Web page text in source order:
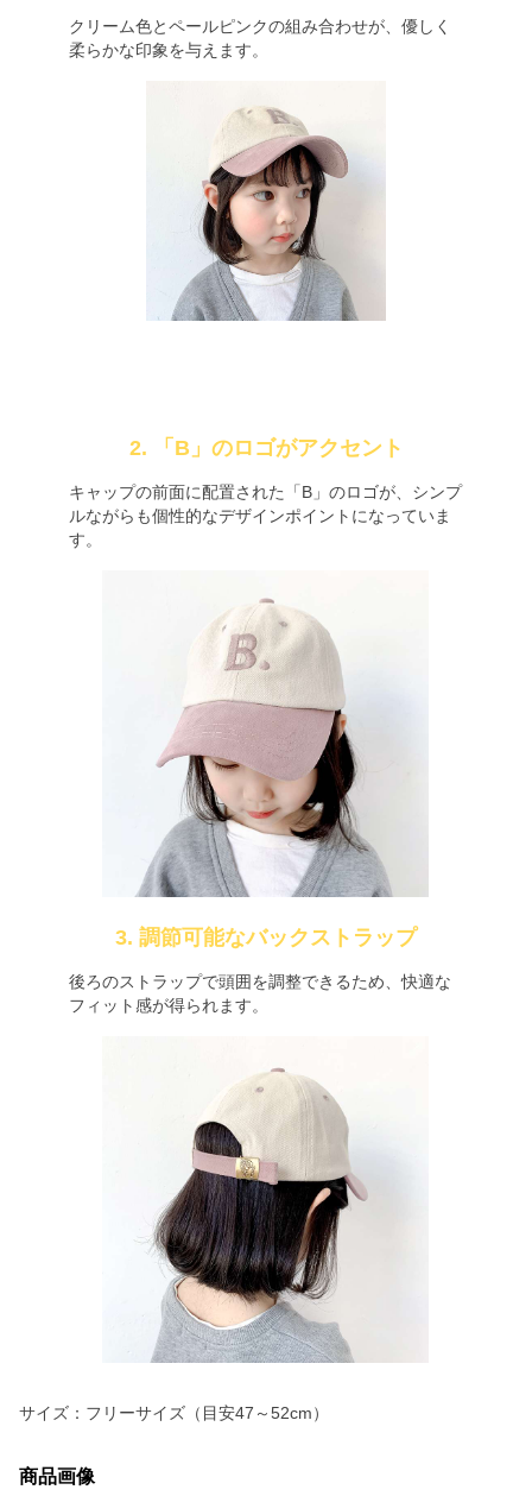
クリーム色とペールピンクの組み合わせが、優しく
柔らかな印象を与えます。
2. 「B」のロゴがアクセント
キャップの前面に配置された「B」のロゴが、シンプ
ルながらも個性的なデザインポイントになっていま
す。
3. 調節可能なバックストラップ
後ろのストラップで頭囲を調整できるため、快適な
フィット感が得られます。
サイズ：フリーサイズ（目安47～52cm）
商品画像